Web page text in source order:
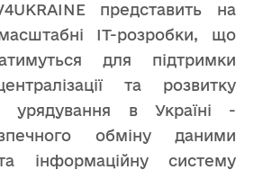
представить на
ІТ-розробки, що
для підтримки
та розвитку
урядування в Україні -
обміну даними
інформаційну систему